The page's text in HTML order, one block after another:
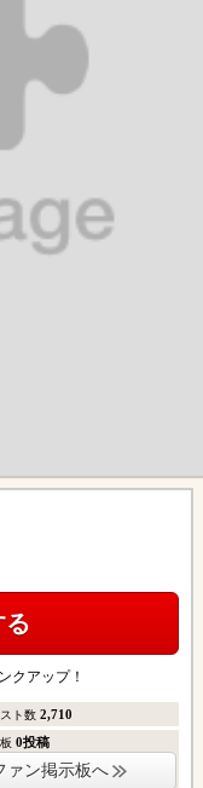
る
クアップ！
スト数2,710
板0投稿
ァン掲示板へ